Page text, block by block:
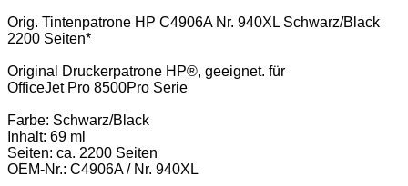
Orig. Tintenpatrone HP C4906A Nr. 940XL Schwarz/Black
2200 Seiten*
Original Druckerpatrone HP®, geeignet. für
OfficeJet Pro 8500Pro Serie
Farbe: Schwarz/Black
Inhalt: 69 ml
Seiten: ca. 2200 Seiten
OEM-Nr.: C4906A / Nr. 940XL